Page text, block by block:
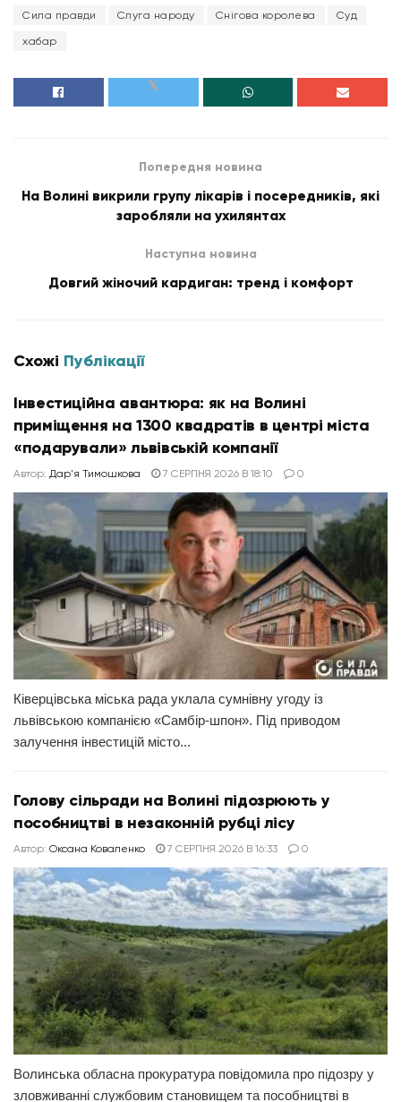
Сила правди Слуга народу Снігова королева Суд
хабар
Попередня новина
На Волині викрили групу лікарів і посередників, які
заробляли на ухилянтах
Наступна новина
Довгий жіночий кардиган: тренд і комфорт
Схожі Публікації
Інвестиційна авантюра: як на Волині
приміщення на 1300 квадратів в центрі міста
«подарували» львівській компанії
Автор: Дар'я Тимошкова 7 СЕРПНЯ 2026 В 18:10 0
Ківерцівська міська рада уклала сумнівну угоду із
львівською компанією «Самбір-шпон». Під приводом
залучення інвестицій місто...
Голову сільради на Волині підозрюють у
пособництві в незаконній рубці лісу
Автор: Оксана Коваленко 7 СЕРПНЯ 2026 В 16:33 0
Волинська обласна прокуратура повідомила про підозру у
зловживанні службовим становищем та пособництві в